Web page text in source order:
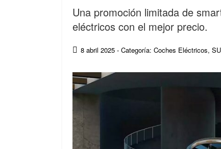
Una promoción limitada de
eléctricos con el mejor precio.
8 abril 2025 - Categoría: Coches Eléctricos,